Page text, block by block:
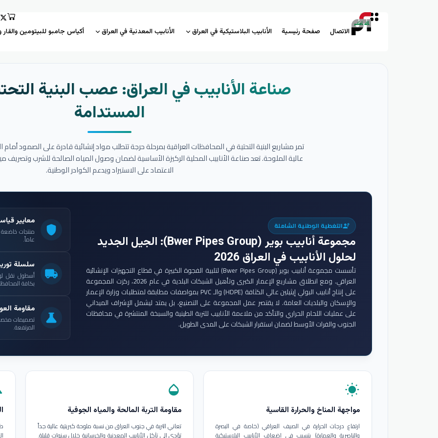
الاتصال صفحة رئيسية الأنابيب البلاستيكية في العراق الأنابيب المعدنية في العراق أكياس جامبو للبيتومين والقار
صناعة الأنابيب في العراق: عصب البنية
المستدامة
تمر مشاريع البنية التحتية في المحافظات العراقية بمرحلة حرجة تتطلب مواد إنشائية قادرة على الصمود أمام
عالية الملوحة. تعد صناعة الأنابيب المحلية الركيزة الأساسية لضمان وصول المياه الصالحة للشرب وتصريف
الاعتماد على الاستيراد ويدعم الكوادر الوطنية.
engineeringالتغطية الوطنية الشاملة
مجموعة أنابيب بوير (Bwer Pipes Group)
: الجيل الجديد
لحلول الأنابيب في العراق 2026
تأسست مجموعة أنابيب بوير (Bwer Pipes Group) لتلبية الفجوة الكبيرة في قطاع التجهيزات الإنشائية
العراقي. ومع انطلاق مشاريع الإعمار الكبرى وتأهيل الشبكات البلدية في عام 2026، ركزت المجموعة
على إنتاج أنابيب البولي إيثيلين عالي الكثافة (HDPE) والـ PVC بمواصفات مطابقة لمتطلبات وزارة الإعمار
والإسكان والبلديات العامة. لا يقتصر عمل المجموعة على التصنيع، بل يمتد ليشمل الإشراف الميداني
على عمليات اللحام الحراري والتأكد من ملاءمة الأنابيب للتربة الطينية والسبخة المنتشرة في محافظات
الجنوب والفرات الأوسط لضمان استقرار الشبكات على المدى الطويل.
shield
معايير
عاماً.
local_shipping
سلسلة
أسطول نقل
بكافة
science
مقاومة
تصميمات
المرتفعة.
wb_sunny
مواجهة المناخ والحرارة القاسية
ارتفاع درجات الحرارة في الصيف العراقي (خاصة في البصرة
والناصرية والعمارة) يتسبب في إضعاف الأنابيب البلاستيكية
opacity
مقاومة التربة المالحة والمياه الجوفية
تعاني التربة في جنوب العراق من نسبة ملوحة كبريتية عالية جداً
تؤدي إلى تآكل الأنابيب المعدنية والخرسانية خلال سنوات قليلة.